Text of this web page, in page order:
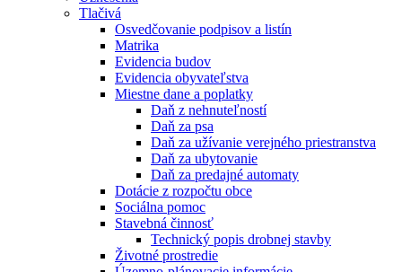
Tlačivá
Osvedčovanie podpisov a listín
Matrika
Evidencia budov
Evidencia obyvateľstva
Miestne dane a poplatky
Daň z nehnuteľností
Daň za psa
Daň za užívanie verejného priestranstva
Daň za ubytovanie
Daň za predajné automaty
Dotácie z rozpočtu obce
Sociálna pomoc
Stavebná činnosť
Technický popis drobnej stavby
Životné prostredie